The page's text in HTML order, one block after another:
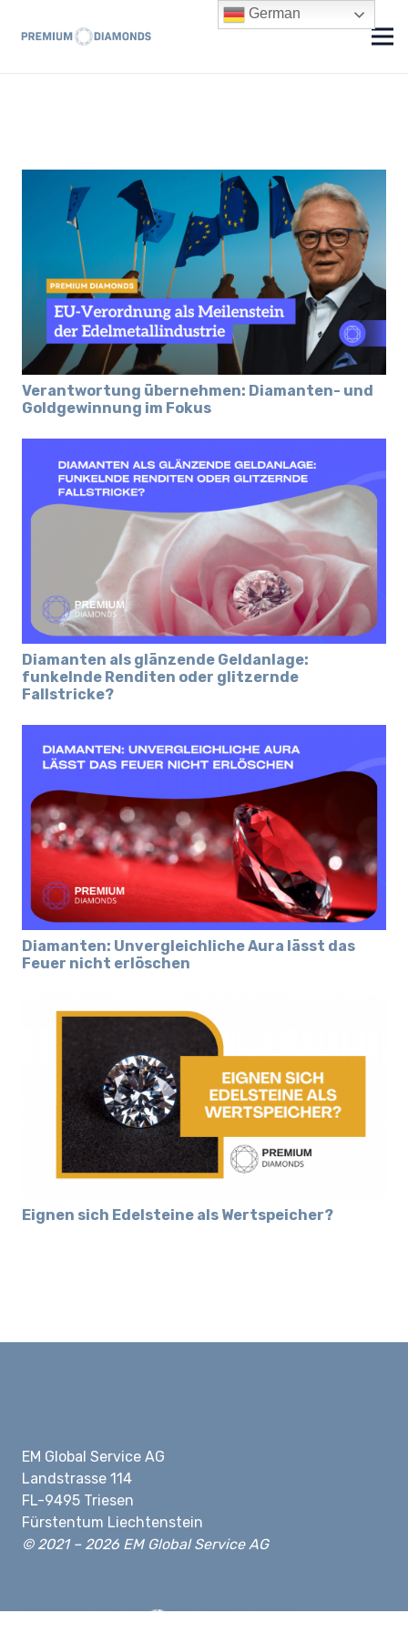
Verantwortung übernehmen: Diamanten- und
Goldgewinnung im Fokus
Diamanten als glänzende Geldanlage:
funkelnde Renditen oder glitzernde
Fallstricke?
Diamanten: Unvergleichliche Aura lässt das
Feuer nicht erlöschen
Eignen sich Edelsteine als Wertspeicher?
EM Global Service AG
Landstrasse 114
FL-9495 Triesen
Fürstentum Liechtenstein
© 2021 – 2026 EM Global Service AG
German